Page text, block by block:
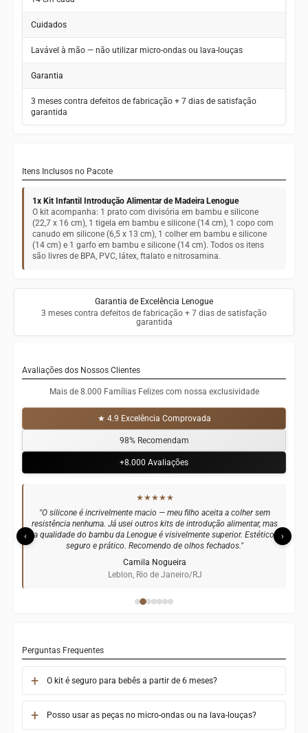
Cuidados
Lavável à mão — não utilizar micro-ondas ou lava-louças
Garantia
3 meses contra defeitos de fabricação + 7 dias de satisfação
garantida
Itens Inclusos no Pacote
1x Kit Infantil Introdução Alimentar de Madeira Lenogue
O kit acompanha: 1 prato com divisória em bambu e silicone
(22,7 x 16 cm), 1 tigela em bambu e silicone (14 cm), 1 copo com
canudo em silicone (6,5 x 13 cm), 1 colher em bambu e silicone
(14 cm) e 1 garfo em bambu e silicone (14 cm). Todos os itens
são livres de BPA, PVC, látex, ftalato e nitrosamina.
Garantia de Excelência Lenogue
3 meses contra defeitos de fabricação + 7 dias de satisfação
garantida
Avaliações dos Nossos Clientes
Mais de 8.000 Famílias Felizes com nossa exclusividade
★ 4.9 Excelência Comprovada
98% Recomendam
+8.000 Avaliações
‹ ›
★★★★★
"O silicone é incrivelmente macio — meu filho aceita a colher sem
resistência nenhuma. Já usei outros kits de introdução alimentar, mas
a qualidade do bambu da Lenogue é visivelmente superior. Estético,
seguro e prático. Recomendo de olhos fechados."
Camila Nogueira
Leblon, Rio de Janeiro/RJ
Perguntas Frequentes
O kit é seguro para bebês a partir de 6 meses?
Posso usar as peças no micro-ondas ou na lava-louças?